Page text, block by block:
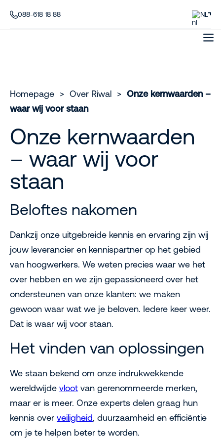
088-618 18 88 NL
Homepage > Over Riwal > Onze kernwaarden –
waar wij voor staan
Onze kernwaarden
– waar wij voor
staan
Beloftes nakomen
Dankzij onze uitgebreide kennis en ervaring zijn wij
jouw leverancier en kennispartner op het gebied
van hoogwerkers. We weten precies waar we het
over hebben en we zijn gepassioneerd over het
ondersteunen van onze klanten: we maken
gewoon waar wat we je beloven. Iedere keer weer.
Dat is waar wij voor staan.
Het vinden van oplossingen
We staan bekend om onze indrukwekkende
wereldwijde vloot van gerenommeerde merken,
maar er is meer. Onze experts delen graag hun
kennis over veiligheid, duurzaamheid en efficiëntie
om je te helpen beter te worden.